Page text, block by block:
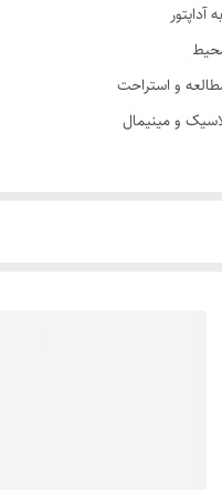
و استراحت
و مینیمال